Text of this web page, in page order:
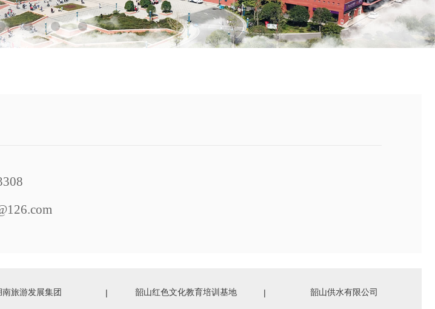
南旅游发展集团 | 韶山红色文化教育培训基地 | 韶山供水有限公司